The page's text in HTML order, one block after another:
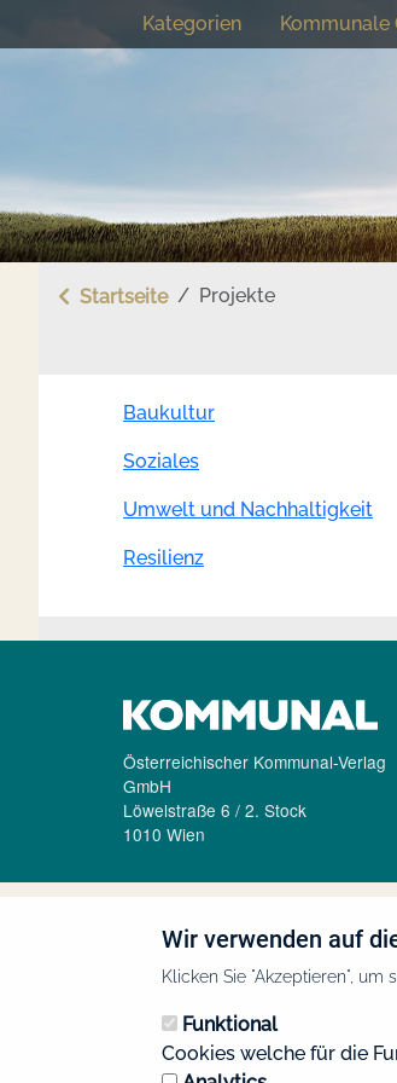
Direkt zum InhaltKategorien Kommunale
Startseite Projekte
Baukultur
Soziales
Umwelt und Nachhaltigkeit
Resilienz
Österreichischer Kommunal-Verlag
GmbH
Löwelstraße 6 / 2. Stock
1010 Wien
Wir verwenden auf
Klicken Sie "Akzeptieren",
Funktional
Cookies welche für die